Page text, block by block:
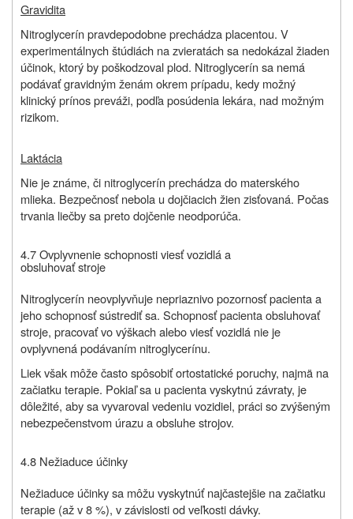
Gravidita
Nitroglycerín pravdepodobne prechádza placentou. V
experimentálnych štúdiách na zvieratách sa nedokázal žiaden
účinok, ktorý by poškodzoval plod. Nitroglycerín sa nemá
podávať gravidným ženám okrem prípadu, kedy možný
klinický prínos preváži, podľa posúdenia lekára, nad možným
rizikom.
Laktácia
Nie je známe, či nitroglycerín prechádza do materského
mlieka. Bezpečnosť nebola u dojčiacich žien zisťovaná. Počas
trvania liečby sa preto dojčenie neodporúča.
4.7 Ovplyvnenie schopnosti viesť vozidlá a
obsluhovať stroje
Nitroglycerín neovplyvňuje nepriaznivo pozornosť pacienta a
jeho schopnosť sústrediť sa. Schopnosť pacienta obsluhovať
stroje, pracovať vo výškach alebo viesť vozidlá nie je
ovplyvnená podávaním nitroglycerínu.
Liek však môže často spôsobiť ortostatické poruchy, najmä na
začiatku terapie. Pokiaľ sa u pacienta vyskytnú závraty, je
dôležité, aby sa vyvaroval vedeniu vozidiel, práci so zvýšeným
nebezpečenstvom úrazu a obsluhe strojov.
4.8 Nežiaduce účinky
Nežiaduce účinky sa môžu vyskytnúť najčastejšie na začiatku
terapie (až v 8 %), v závislosti od veľkosti dávky.